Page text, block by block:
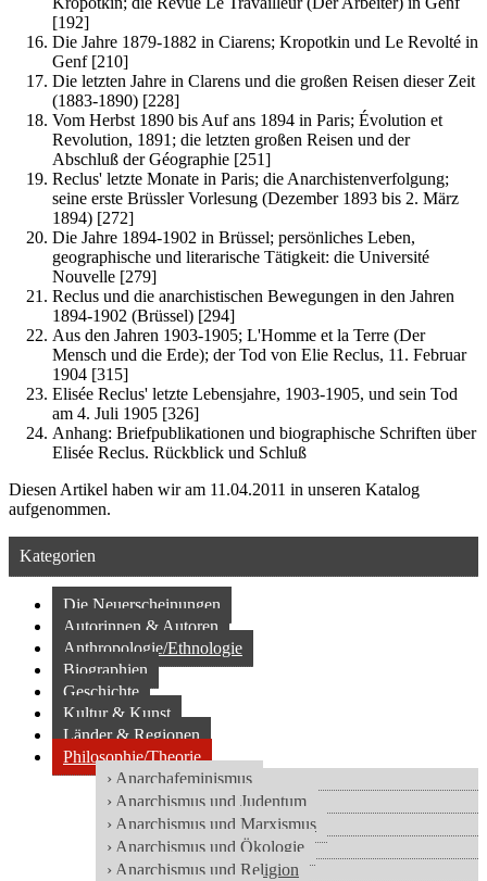
[192]
Die Jahre 1879-1882 in Ciarens; Kropotkin und Le Revolté in
Genf [210]
Die letzten Jahre in Clarens und die großen Reisen dieser Zeit
(1883-1890) [228]
Vom Herbst 1890 bis Auf ans 1894 in Paris; Évolution et
Revolution, 1891; die letzten großen Reisen und der
Abschluß der Géographie [251]
Reclus' letzte Monate in Paris; die Anarchistenverfolgung;
seine erste Brüssler Vorlesung (Dezember 1893 bis 2. März
1894) [272]
Die Jahre 1894-1902 in Brüssel; persönliches Leben,
geographische und literarische Tätigkeit: die Université
Nouvelle [279]
Reclus und die anarchistischen Bewegungen in den Jahren
1894-1902 (Brüssel) [294]
Aus den Jahren 1903-1905; L'Homme et la Terre (Der
Mensch und die Erde); der Tod von Elie Reclus, 11. Februar
1904 [315]
Elisée Reclus' letzte Lebensjahre, 1903-1905, und sein Tod
am 4. Juli 1905 [326]
Anhang: Briefpublikationen und biographische Schriften über
Elisée Reclus. Rückblick und Schluß
Diesen Artikel haben wir am 11.04.2011 in unseren Katalog
aufgenommen.
Kategorien
Die Neuerscheinungen
Autorinnen & Autoren
Anthropologie/Ethnologie
Biographien
Geschichte
Kultur & Kunst
Länder & Regionen
Philosophie/Theorie
› Anarchafeminismus
› Anarchismus und Judentum
› Anarchismus und Marxismus
› Anarchismus und Ökologie
› Anarchismus und Religion